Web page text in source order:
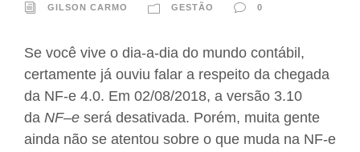
GILSON CARMO GESTÃO 0
Se você vive o dia-a-dia do mundo contábil,
certamente já ouviu falar a respeito da chegada
da NF-e 4.0. Em 02/08/2018, a versão 3.10
da NF–e será desativada. Porém, muita gente
ainda não se atentou sobre o que muda na NF-e